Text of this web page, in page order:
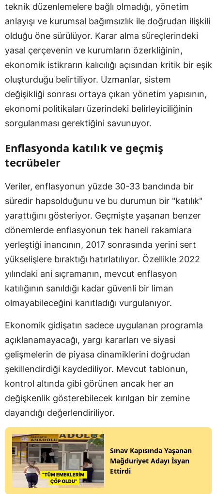
teknik düzenlemelere bağlı olmadığı, yönetim
anlayışı ve kurumsal bağımsızlık ile doğrudan ilişkili
olduğu öne sürülüyor. Karar alma süreçlerindeki
yasal çerçevenin ve kurumların özerkliğinin,
ekonomik istikrarın kalıcılığı açısından kritik bir eşik
oluşturduğu belirtiliyor. Uzmanlar, sistem
değişikliği sonrası ortaya çıkan yönetim yapısının,
ekonomi politikaları üzerindeki belirleyiciliğinin
sorgulanması gerektiğini savunuyor.
Enflasyonda katılık ve geçmiş
tecrübeler
Veriler, enflasyonun yüzde 30-33 bandında bir
süredir hapsolduğunu ve bu durumun bir "katılık"
yarattığını gösteriyor. Geçmişte yaşanan benzer
dönemlerde enflasyonun tek haneli rakamlara
yerleştiği inancının, 2017 sonrasında yerini sert
yükselişlere bıraktığı hatırlatılıyor. Özellikle 2022
yılındaki ani sıçramanın, mevcut enflasyon
katılığının sanıldığı kadar güvenli bir liman
olmayabileceğini kanıtladığı vurgulanıyor.
Ekonomik gidişatın sadece uygulanan programla
açıklanamayacağı, yargı kararları ve siyasi
gelişmelerin de piyasa dinamiklerini doğrudan
şekillendirdiği kaydediliyor. Mevcut tablonun,
kontrol altında gibi görünen ancak her an
değişkenlik gösterebilecek kırılgan bir zemine
dayandığı değerlendiriliyor.
Sınav Kapısında Yaşanan
Mağduriyet Adayı İsyan
Ettirdi